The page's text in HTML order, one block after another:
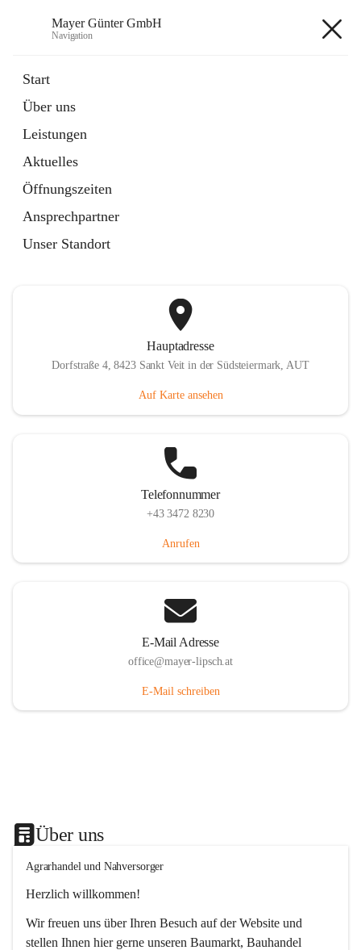
Mayer Günter GmbH
Navigation
Start
Über uns
Leistungen
Aktuelles
Öffnungszeiten
Ansprechpartner
Unser Standort
Artikel
in
Tab
TRANSPORTE
Artikel
öffnet
in
neuem
Tab
Hauptadresse
Dorfstraße 4, 8423 Sankt Veit in der Südsteiermark, AUT
Auf Karte ansehen
Telefonnummer
+43 3472 8230
Anrufen
E-Mail Adresse
office@mayer-lipsch.at
E-Mail schreiben
Über uns
Agrarhandel und Nahversorger
Herzlich willkommen!
Wir freuen uns über Ihren Besuch auf der Website und
stellen Ihnen hier gerne unseren Baumarkt, Bauhandel